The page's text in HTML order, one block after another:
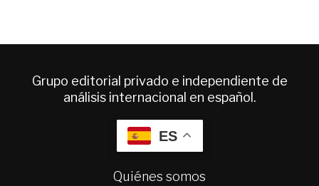
Grupo editorial privado e independiente de
análisis internacional en español.
ES
Quiénes somos